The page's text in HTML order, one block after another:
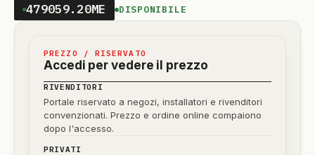
479059.20ME DISPONIBILE
PREZZO / RISERVATO
Accedi per vedere il prezzo
RIVENDITORI
Portale riservato a negozi, installatori e rivenditori
convenzionati. Prezzo e ordine online compaiono
dopo l'accesso.
PRIVATI